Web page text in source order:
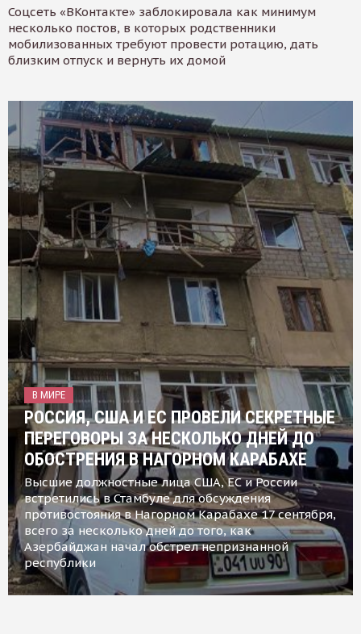
Соцсеть «ВКонтакте» заблокировала как минимум
несколько постов, в которых родственники
мобилизованных требуют провести ротацию, дать
близким отпуск и вернуть их домой
В МИРЕ
РОССИЯ, США И ЕС ПРОВЕЛИ СЕКРЕТНЫЕ
ПЕРЕГОВОРЫ ЗА НЕСКОЛЬКО ДНЕЙ ДО
ОБОСТРЕНИЯ В НАГОРНОМ КАРАБАХЕ
Высшие должностные лица США, ЕС и России
встретились в Стамбуле для обсуждения
противостояния в Нагорном Карабахе 17 сентября,
всего за несколько дней до того, как
Азербайджан начал обстрел непризнанной
республики